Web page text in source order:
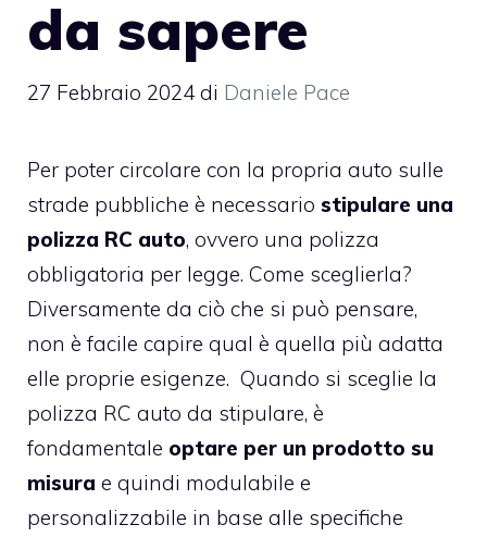
da sapere
27 Febbraio 2024 di Daniele Pace
Per poter circolare con la propria auto sulle
strade pubbliche è necessario stipulare una
polizza RC auto, ovvero una polizza
obbligatoria per legge. Come sceglierla?
Diversamente da ciò che si può pensare,
non è facile capire qual è quella più adatta
elle proprie esigenze. Quando si sceglie la
polizza RC auto da stipulare, è
fondamentale optare per un prodotto su
misura e quindi modulabile e
personalizzabile in base alle specifiche